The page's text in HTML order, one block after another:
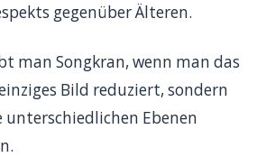
gegenüber Älteren.
man Songkran, wenn man das
Bild reduziert, sondern
unterschiedlichen Ebenen